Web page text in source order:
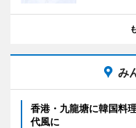
み
香港・九龍塘に韓国料
代風に